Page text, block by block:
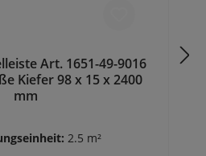
Art. 1651-49-9016
Kiefer 98 x 15 x 2400
mm
2.5 m²